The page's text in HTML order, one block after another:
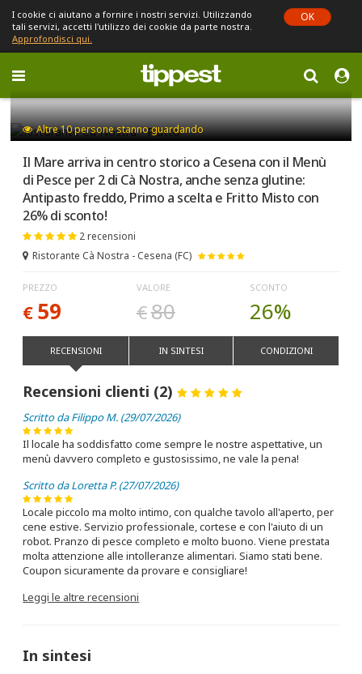
I cookie ci aiutano a fornire i nostri servizi. Utilizzando
tali servizi, accetti l'utilizzo dei cookie da parte nostra.
Approfondisci qui.
OK
Toggle
navigation
Sei in Emilia-Romagna (cambia)
Altre10persone stanno guardando
Il Mare arriva in centro storico a Cesena con il Menù
di Pesce per 2 di Cà Nostra, anche senza glutine:
Antipasto freddo, Primo a scelta e Fritto Misto con
26% di sconto!
2 recensioni
Ristorante Cà Nostra - Cesena (FC)
PREZZO
€ 59
VALORE
€80
SCONTO
26%
RECENSIONI IN SINTESI CONDIZIONI
Recensioni clienti (2)
Scritto da Filippo M. (29/07/2026)
Il locale ha soddisfatto come sempre le nostre aspettative, un
menù davvero completo e gustosissimo, ne vale la pena!
Scritto da Loretta P. (27/07/2026)
Locale piccolo ma molto intimo, con qualche tavolo all'aperto, per
cene estive. Servizio professionale, cortese e con l'aiuto di un
robot. Pranzo di pesce completo e molto buono. Viene prestata
molta attenzione alle intolleranze alimentari. Siamo stati bene.
Coupon sicuramente da provare e consigliare!
Leggi le altre recensioni
In sintesi